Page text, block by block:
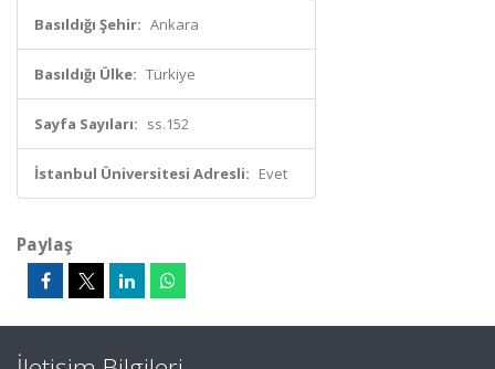
Basıldığı Şehir: Ankara
Basıldığı Ülke: Türkiye
Sayfa Sayıları: ss.152
İstanbul Üniversitesi Adresli: Evet
Paylaş